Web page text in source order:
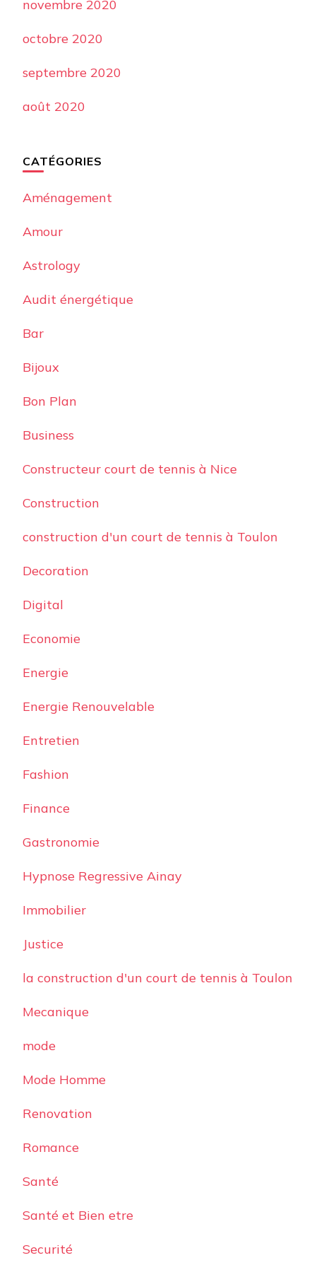
novembre 2020
octobre 2020
septembre 2020
août 2020
CATÉGORIES
Aménagement
Amour
Astrology
Audit énergétique
Bar
Bijoux
Bon Plan
Business
Constructeur court de tennis à Nice
Construction
construction d'un court de tennis à Toulon
Decoration
Digital
Economie
Energie
Energie Renouvelable
Entretien
Fashion
Finance
Gastronomie
Hypnose Regressive Ainay
Immobilier
Justice
la construction d'un court de tennis à Toulon
Mecanique
mode
Mode Homme
Renovation
Romance
Santé
Santé et Bien etre
Securité